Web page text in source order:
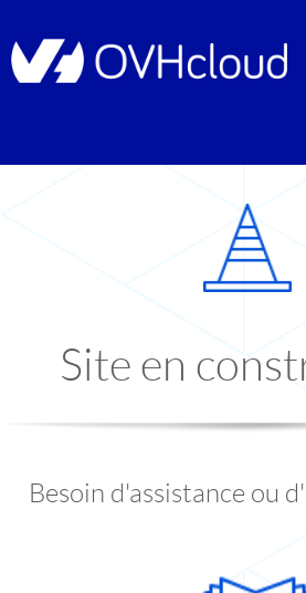
Site en
Besoin d'assistance ou